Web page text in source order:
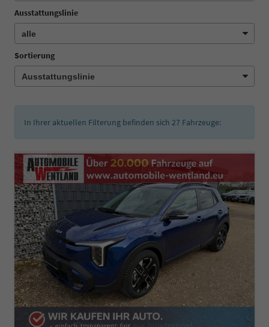
Ausstattungslinie
Sortierung
In Ihrer aktuellen Filterung befinden sich 27 Fahrzeuge: